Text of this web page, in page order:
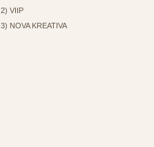
2) VIIP
3) NOVA KREATIVA